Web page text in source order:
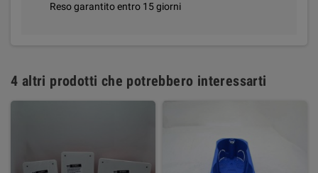
Reso garantito entro 15 giorni
4 altri prodotti che potrebbero interessarti